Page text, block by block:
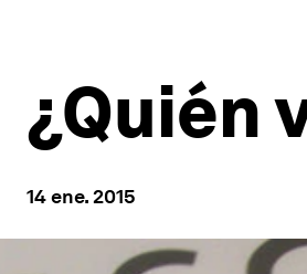
¿Quién
14 ene. 2015